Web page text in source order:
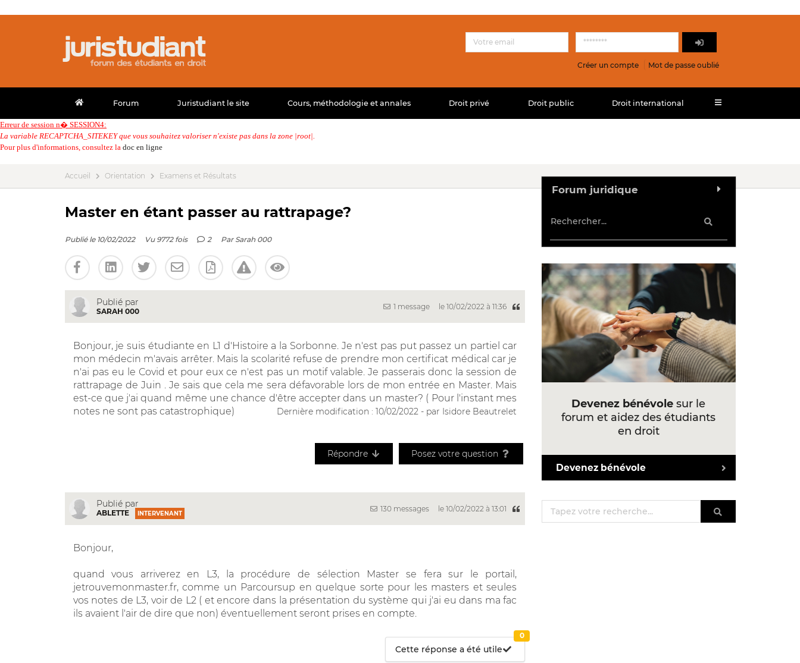
Créer un compte Mot de passe oublié
Forum Juristudiant le site Cours, méthodologie et annales Droit privé Droit public Droit international
Erreur de session n� SESSION4:
La variable RECAPTCHA_SITEKEY que vous souhaitez valoriser n'existe pas dans la zone |root|.
Pour plus d'informations, consultez la doc en ligne
Accueil Orientation Examens et Résultats
Master en étant passer au rattrapage?
Publié le 10/02/2022 Vu 9772 fois 2 Par Sarah 000
Publié par
SARAH 000
1 message le 10/02/2022 à 11:36
Bonjour, je suis étudiante en L1 d'Histoire a la Sorbonne. Je n'est pas put passez un partiel car
mon médecin m'avais arrêter. Mais la scolarité refuse de prendre mon certificat médical car je
n'ai pas eu le Covid et pour eux ce n'est pas un motif valable. Je passerais donc la session de
rattrapage de Juin . Je sais que cela me sera défavorable lors de mon entrée en Master. Mais
est-ce que j'ai quand même une chance d'être accepter dans un master? ( Pour l'instant mes
notes ne sont pas catastrophique)
Dernière modification : 10/02/2022 - par Isidore Beautrelet
Répondre Posez votre question
Publié par
ABLETTE INTERVENANT
130 messages le 10/02/2022 à 13:01
Bonjour,
quand vous arriverez en L3, la procédure de sélection Master se fera sur le portail,
jetrouvemonmaster.fr, comme un Parcoursup en quelque sorte pour les masters et seules
vos notes de L3, voir de L2 ( et encore dans la présentation du système qui j'ai eu dans ma fac
ils avaient l'air de dire que non) éventuellement seront prises en compte.
Cette réponse a été utile
0
Forum juridique
Devenez bénévole sur le
forum et aidez des étudiants
en droit
Devenez bénévole